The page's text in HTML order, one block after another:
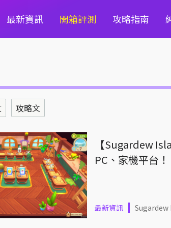
最新資訊 開箱評測 攻略指南
攻略文
【Sugardew
PC、家機平台！
最新資訊 Sugardew